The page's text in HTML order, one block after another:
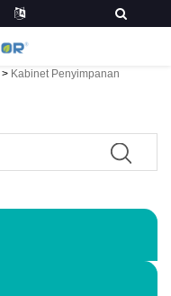
> Kabinet Penyimpanan